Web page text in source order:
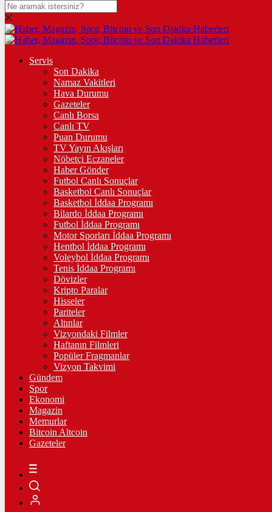
DOLAR
47,6008$% 0.06
% 0.1
STERLİN
% 0.27
GRAM ALTIN
%0,36
ÇEYREK ALTIN
10.660,00%0,90
TAM ALTIN
42.458,00%0,91
%0,46
%0,37
฿%0.8
LİTECOİN
2154.39Ł%0.4
ETHEREUM
90533 Ξ%2
RİPPLE
49.85
%-1.1
TETHER
Servis
Son Dakika
Namaz Vakitleri
Hava Durumu
Gazeteler
Canlı Borsa
Canlı TV
Puan Durumu
TV Yayın Akışları
Nöbetçi Eczaneler
Haber Gönder
Futbol Canlı Sonuçlar
Basketbol Canlı Sonuçlar
Basketbol İddaa Programı
Bilardo İddaa Programı
Futbol İddaa Programı
Motor Sporları İddaa Programı
Hentbol İddaa Programı
Voleybol İddaa Programı
Tenis İddaa Programı
Dövizler
Kripto Paralar
Hisseler
Pariteler
Altınlar
Vizyondaki Filmler
Haftanın Filmleri
Popüler Fragmanlar
Vizyon Takvimi
Gündem
Spor
Ekonomi
Magazin
Memurlar
Bitcoin Altcoin
Gazeteler